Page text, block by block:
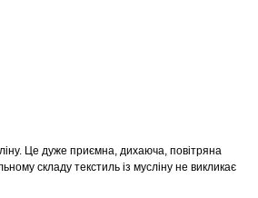
Це дуже приємна, дихаюча, повітряна
складу текстиль із мусліну не викликає